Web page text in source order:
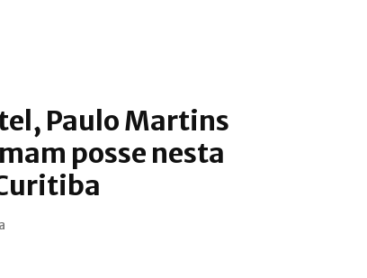
Paulo Martins
posse nesta